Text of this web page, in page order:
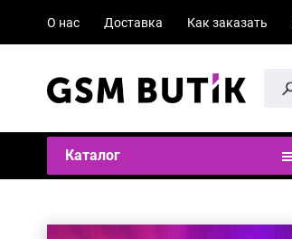
О нас Доставка Как заказать
Каталог